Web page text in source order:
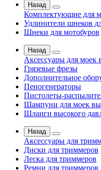
Назад
Комплектующие для
Удлинители шнеков
Шнеки для мотобуров
Назад
Аксессуары для моек
Грязевые фрезы
Дополнительное
Пеногенераторы
Пистолеты-
Шампуни для моек
Шланги высокого
Назад
Аксессуары для
Диски для триммеров
Леска для триммеров
Ремни для триммеров